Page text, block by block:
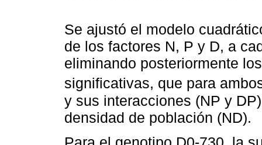
Se ajustó el modelo
de los factores N, P y D, a
eliminando posteriormente
significativas, que para
y sus interacciones (NP y
densidad de población (ND).